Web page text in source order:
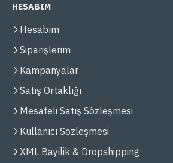
HESABIM
Hesabım
Siparişlerim
Kampanyalar
Satış Ortaklığı
Mesafeli Satış Sözleşmesi
Kullanıcı Sözleşmesi
XML Bayilik & Dropshipping